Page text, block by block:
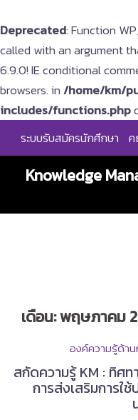
Deprecated: Function
called with an argument
6.9.0! IE conditional
browsers. in/home/km/
includes/functions.php
content
ระบบรับสมัครนักศึกษา
Knowledge
เดือน:พฤษภาคม
องค์ความรู้ด้า
สกัดความรู้ KM : ทิศ
การส่งเสริมการใ